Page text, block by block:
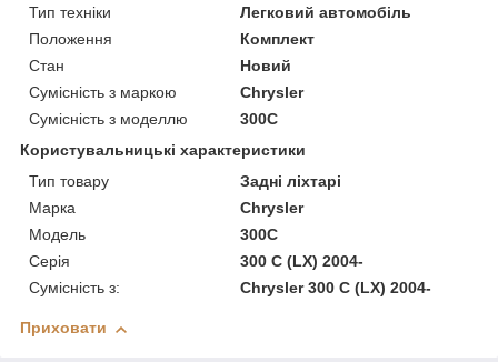
Тип техніки
Легковий автомобіль
Положення
Комплект
Стан
Новий
Сумісність з маркою
Chrysler
Сумісність з моделлю
300C
Користувальницькі характеристики
Тип товару
Задні ліхтарі
Марка
Chrysler
Модель
300C
Серія
300 C (LX) 2004-
Сумісність з:
Chrysler 300 C (LX) 2004-
Приховати